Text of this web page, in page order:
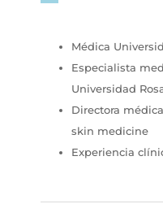
Médica
Especialista
Universidad
Directora
skin medicine
Experiencia